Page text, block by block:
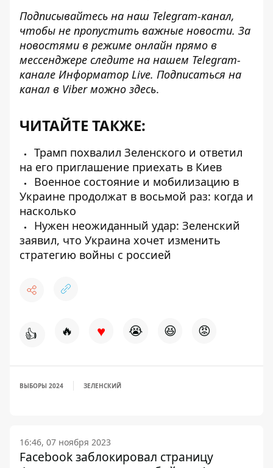
Подписывайтесь на наш Telegram-канал,
чтобы не пропустить важные новости. За
новостями в режиме онлайн прямо в
мессенджере следите на нашем Telegram-
канале Информатор Live. Подписаться на
канал в Viber можно здесь.
ЧИТАЙТЕ ТАКЖЕ:
Трамп похвалил Зеленского и ответил
на его приглашение приехать в Киев
Военное состояние и мобилизацию в
Украине продолжат в восьмой раз: когда и
насколько
Нужен неожиданный удар: Зеленский
заявил, что Украина хочет изменить
стратегию войны с россией
👍 🔥 ♥ 😭 😆 😡
ВЫБОРЫ 2024 ЗЕЛЕНСКИЙ
16:46, 07 ноября 2023
Facebook заблокировал страницу